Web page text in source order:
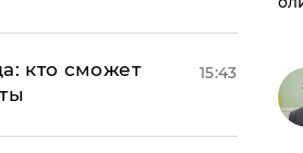
кто сможет
15:43